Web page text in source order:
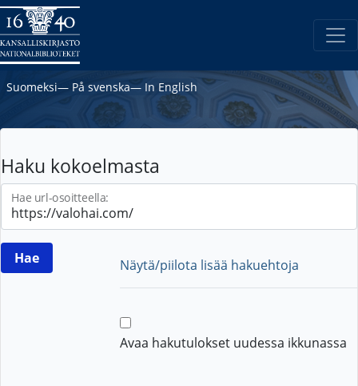
Suomeksi― På svenska― In English
Haku kokoelmasta
Hae url-osoitteella:
Näytä/piilota lisää hakuehtoja
Avaa hakutulokset uudessa ikkunassa